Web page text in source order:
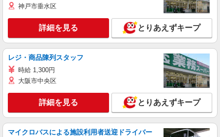
神戸市垂水区
詳細を見る とりあえずキープ
レジ・商品陳列スタッフ
時給 1,300円
大阪市中央区
詳細を見る とりあえずキープ
マイクロバスによる施設利用者送迎ドライバー